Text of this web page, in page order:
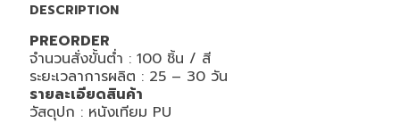
DESCRIPTION
PREORDER
จำนวนสั่งขั้นต่ำ : 100 ชิ้น / สี
ระยะเวลาการผลิต : 25 – 30 วัน
รายละเอียดสินค้า
วัสดุปก : หนังเทียม PU